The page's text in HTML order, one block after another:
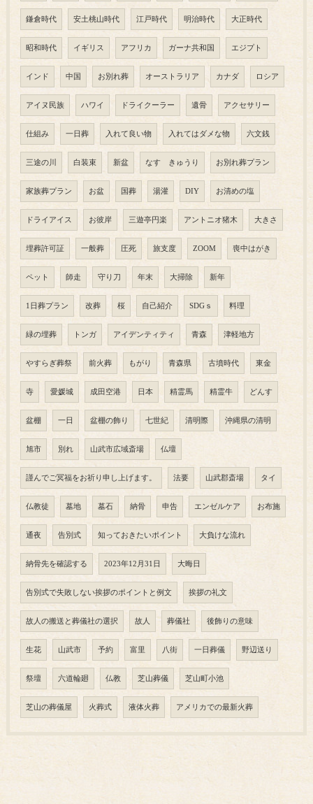
鎌倉時代 安土桃山時代 江戸時代 明治時代 大正時代
昭和時代 イギリス アフリカ ガーナ共和国 エジプト
インド 中国 お別れ葬 オーストラリア カナダ ロシア
アイヌ民族 ハワイ ドライクーラー 遺骨 アクセサリー
仕組み 一日葬 入れて良い物 入れてはダメな物 六文銭
三途の川 白装束 新盆 なす きゅうり お別れ葬プラン
家族葬プラン お盆 国葬 湯灌 DIY お清めの塩
ドライアイス お彼岸 三遊亭円楽 アントニオ猪木 大きさ
埋葬許可証 一般葬 圧死 旅支度 ZOOM 喪中はがき
ペット 師走 守り刀 年末 大掃除 新年
1日葬プラン 改葬 桜 自己紹介 SDGｓ 料理
緑の埋葬 トンガ アイデンティティ 青森 津軽地方
やすらぎ葬祭 前火葬 もがり 青森県 古墳時代 東金
寺 愛媛城 成田空港 日本 精霊馬 精霊牛 どんす
盆棚 一日 盆棚の飾り 七世紀 清明際 沖縄県の清明
旭市 別れ 山武市広域斎場 仏壇
謹んでご冥福をお祈り申し上げます。 法要 山武郡斎場 タイ
仏教徒 墓地 墓石 納骨 申告 エンゼルケア お布施
通夜 告別式 知っておきたいポイント 大負けな流れ
納骨先を確認する 2023年12月31日 大晦日
告別式で失敗しない挨拶のポイントと例文 挨拶の礼文
故人の搬送と葬儀社の選択 故人 葬儀社 後飾りの意味
生花 山武市 予約 富里 八街 一日葬儀 野辺送り
祭壇 六道輪廻 仏教 芝山葬儀 芝山町小池
芝山の葬儀屋 火葬式 液体火葬 アメリカでの最新火葬